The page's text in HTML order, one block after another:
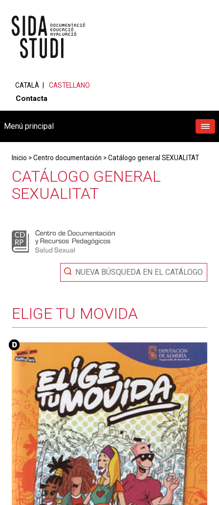
CATALÀ CASTELLANO
Contacta
Menú principal
Inicio >Centro documentación >Catálogo general SEXUALITAT
CATÁLOGO GENERAL
SEXUALITAT
NUEVA BÚSQUEDA EN EL CATÁLOGO
ELIGE TU MOVIDA